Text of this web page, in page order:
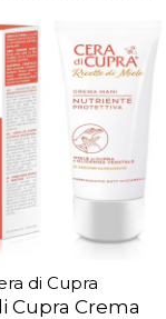
di Cupra
Cupra Crema